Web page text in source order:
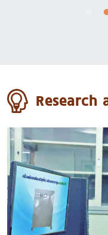
Research